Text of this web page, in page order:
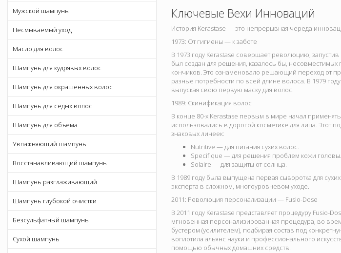
Мужской шампунь
Несмываемый уход
Масло для волос
Шампунь для кудрявых волос
Шампунь для окрашенных волос
Шампунь для седых волос
Шампунь для объема
Увлажняющий шампунь
Восстанавливающий шампунь
Шампунь разглаживающий
Шампунь глубокой очистки
Безсульфатный шампунь
Сухой шампунь
Ключевые Вехи Инноваций
История Kerastase — это непрерывная череда
1973: От гигиены — к заботе
В 1973 году Kerastase совершает революцию, запустив
был создан для решения, казалось бы,
кончиков. Это ознаменовало решающий переход от
разные потребности по всей длине волоса. В 1979
выпуская свою первую маску для волос.
1989: Скинификация волос
В конце 80-х Kerastase первым в мире начал
использовались в дорогой косметике для лица. Этот
знаковых линеек:
Nutritive — для питания сухих волос.
Specifique — для решения проблем кожи головы.
Solaire — для защиты от солнца.
В 1989 году была выпущена первая сыворотка для
эксперта в сложном, многоуровневом уходе.
2011: Революция персонализации — Fusio-Dose
В 2011 году Kerastase представляет процедуру Fusio-
мгновенная персонализированная процедура, во
бустером (усилителем), подбирая состав под
воплотила альянс науки и профессионального
помощью обычных домашних средств.